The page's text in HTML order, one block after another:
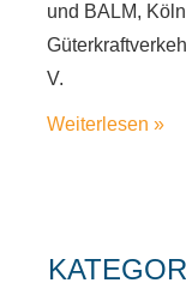
und BALM,
V.
Weiterlesen »